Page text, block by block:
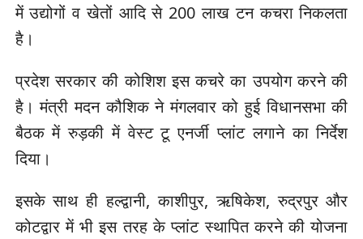
में उद्योगों व खेतों आदि से 200 लाख टन कचरा निकलता
है।
प्रदेश सरकार की कोशिश इस कचरे का उपयोग करने की
है। मंत्री मदन कौशिक ने मंगलवार को हुई विधानसभा की
बैठक में रुड़की में वेस्ट टू एनर्जी प्लांट लगाने का निर्देश
दिया।
इसके साथ ही हल्द्वानी, काशीपुर, ऋषिकेश, रुद्रपुर और
कोटद्वार में भी इस तरह के प्लांट स्थापित करने की योजना